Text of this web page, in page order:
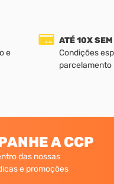
e
ATÉ 10X
Condições
parcelamento
A CCP
das nossas
e promoções